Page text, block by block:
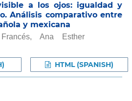
a los ojos: igualdad y
Análisis comparativo entre
y mexicana
Ana Esther
HTML (SPANISH)